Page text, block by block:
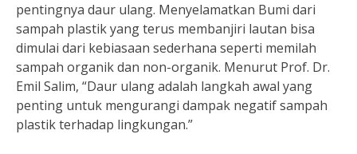
pentingnya daur ulang. Menyelamatkan Bumi dari
sampah plastik yang terus membanjiri lautan bisa
dimulai dari kebiasaan sederhana seperti memilah
sampah organik dan non-organik. Menurut Prof. Dr.
Emil Salim, “Daur ulang adalah langkah awal yang
penting untuk mengurangi dampak negatif sampah
plastik terhadap lingkungan.”